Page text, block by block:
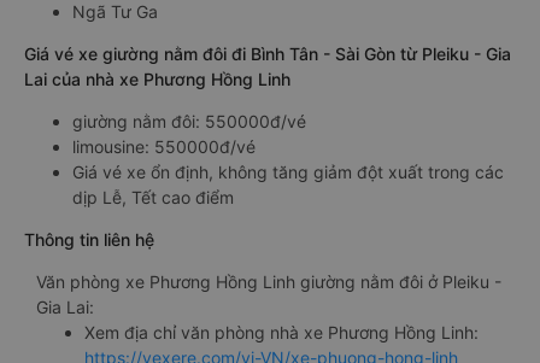
Ngã Tư Ga
Giá vé xe giường nằm đôi đi Bình Tân - Sài Gòn từ Pleiku - Gia
Lai của nhà xe Phương Hồng Linh
giường nằm đôi: 550000đ/vé
limousine: 550000đ/vé
Giá vé xe ổn định, không tăng giảm đột xuất trong các
dịp Lễ, Tết cao điểm
Thông tin liên hệ
Văn phòng xe Phương Hồng Linh giường nằm đôi ở Pleiku -
Gia Lai:
Xem địa chỉ văn phòng nhà xe Phương Hồng Linh:
https://vexere.com/vi-VN/xe-phuong-hong-linh